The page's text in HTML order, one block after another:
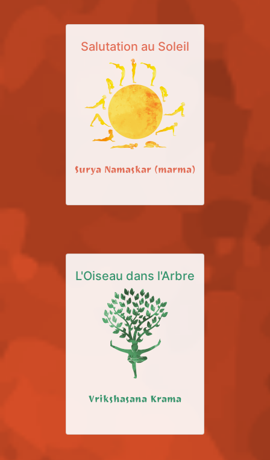
Salutation au Soleil
Surya Namaskar (marma)
L'Oiseau dans l'Arbre
Vrikshasana Krama